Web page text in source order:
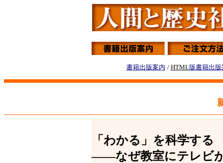
書籍出版案内 / HTML版書籍出版
「わかる」を科学する
――なぜ教室にテレビ